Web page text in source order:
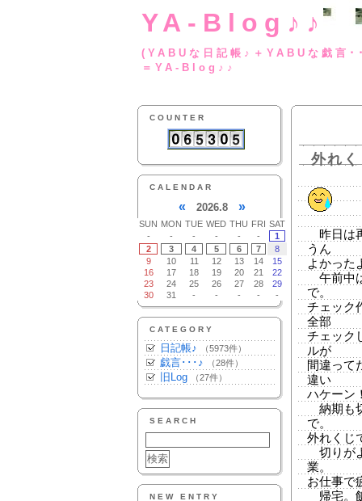
YA-Blog♪♪
(YABUな日記帳♪
＝YA-Blog♪♪
COUNTER
CALENDAR
« 2026.8 »
SUN MON TUE WED THU FRI SAT
-
- - - - -
1
2
3 4 5 6 7
8
9
10 11 12 13 14
15
16
17 18 19 20 21
22
23
24 25 26 27 28
29
30
31 - - - - -
CATEGORY
日記帳♪ （5973件）
戯言･･･♪ （28件）
旧Log （27件）
SEARCH
NEW ENTRY
外れ
昨日は
うん
よかった
午前中
で。
チェック
全部
チェック
ルが
間違って
違い
ハケーン
納期も
で。
外れくじ
切りが
業。
お仕事で
帰宅。